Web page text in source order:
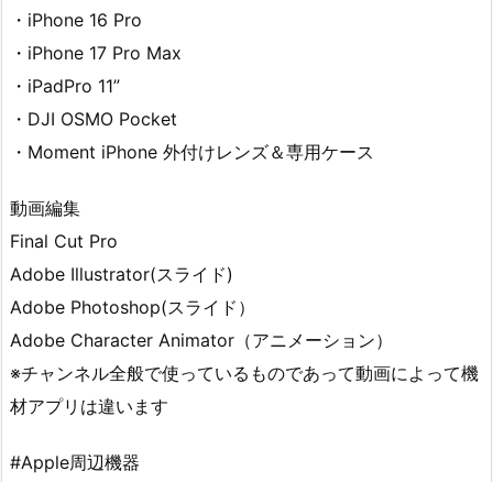
・iPhone 16 Pro
・iPhone 17 Pro Max
・iPadPro 11”
・DJI OSMO Pocket
・Moment iPhone 外付けレンズ＆専用ケース
動画編集
Final Cut Pro
Adobe Illustrator(スライド)
Adobe Photoshop(スライド）
Adobe Character Animator（アニメーション）
※チャンネル全般で使っているものであって動画によって機
材アプリは違います
#Apple周辺機器